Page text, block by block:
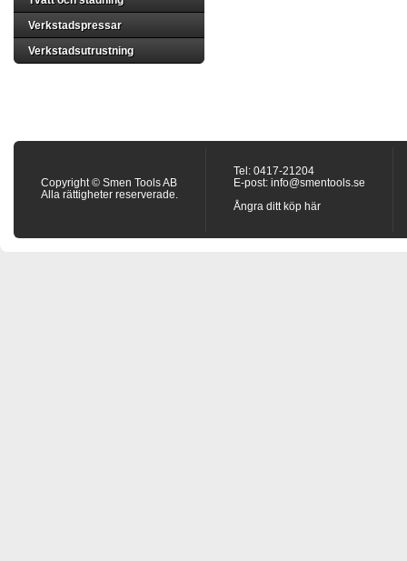
Verkstadspressar
Verkstadsutrustning
Copyright © Smen Tools AB
Alla rättigheter reserverade.
Tel: 0417-21204
E-post: info@smentools.se
Ångra ditt köp här